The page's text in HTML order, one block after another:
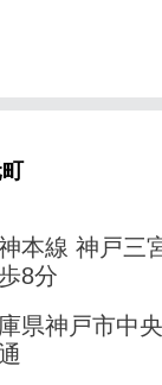
本線 神戸三
8分
県神戸市中